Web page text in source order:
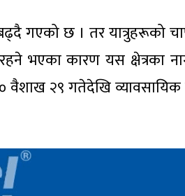
गएको छ । तर यात्रुहरूको
भएका कारण यस क्षेत्रका
वैशाख २९ गतेदेखि व्यावसायिक